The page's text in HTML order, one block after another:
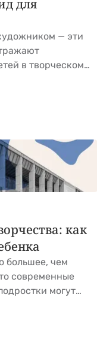
для
— эти
в творческом
каракулей на
быстрый.
на всю жизнь,
В отличие от
a>
как
большее, чем
современные
могут
искусстве,
даже дипломатии.